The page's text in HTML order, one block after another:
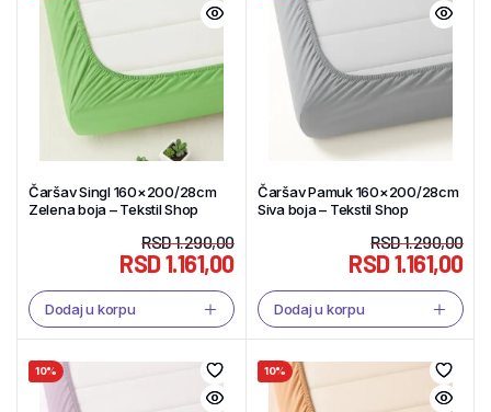
Čaršav Singl 160×200/28cm
Zelena boja – Tekstil Shop
RSD1.290,00
RSD1.161,00
Dodaj u korpu
Čaršav Pamuk 160×200/28cm
Siva boja – Tekstil Shop
RSD1.290,00
RSD1.161,00
Dodaj u korpu
10% 10%